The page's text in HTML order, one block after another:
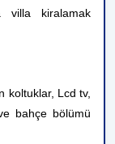
villa kiralamak
koltuklar, Lcd tv,
bahçe bölümü